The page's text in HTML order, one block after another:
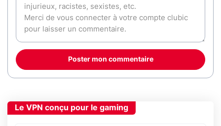
Poster mon commentaire
Le VPN conçu pour le gaming